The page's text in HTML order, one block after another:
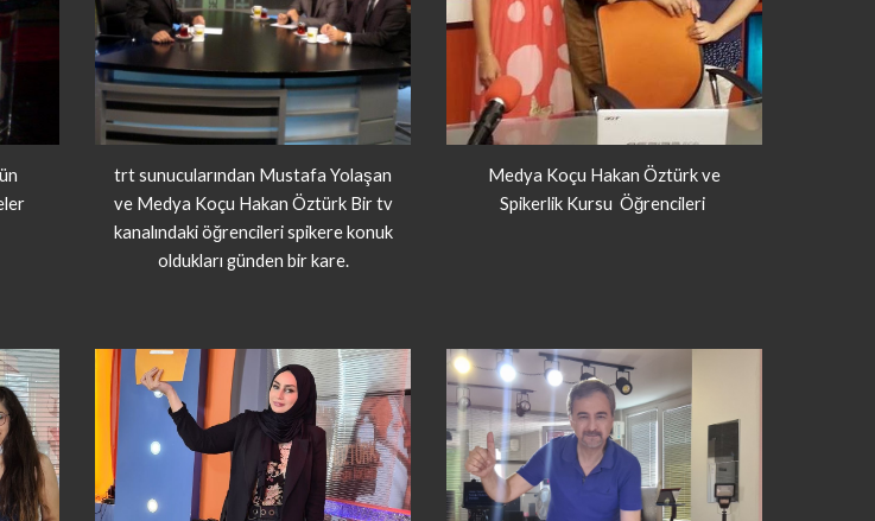
trt sunucularından Mustafa Yolaşan
ve Medya Koçu Hakan Öztürk Bir tv
kanalındaki öğrencileri spikere konuk
oldukları günden bir kare.
Medya Koçu Hakan Öztürk ve
Spikerlik Kursu Öğrencileri